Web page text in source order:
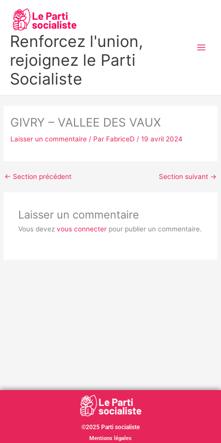
contenu
Renforcez l'union,
rejoignez le Parti
Socialiste
GIVRY – VALLEE DES VAUX
Laisser un commentaire / Par FabriceD/19 avril 2024
← Section précédent Section suivant →
Laisser un commentaire
Vous devez vous connecterpour publier un commentaire.
©2025 Parti socialiste
Mentions légales